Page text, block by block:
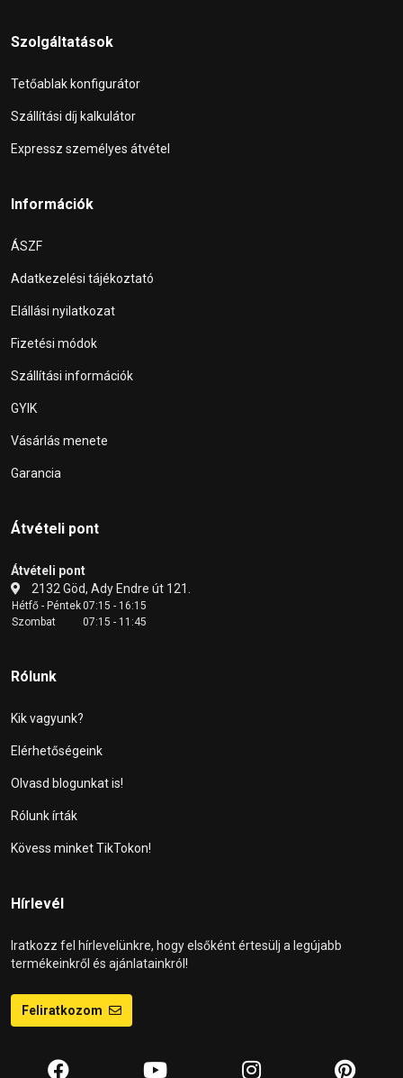
Szolgáltatások
Tetőablak konfigurátor
Szállítási díj kalkulátor
Expressz személyes átvétel
Információk
ÁSZF
Adatkezelési tájékoztató
Elállási nyilatkozat
Fizetési módok
Szállítási információk
GYIK
Vásárlás menete
Garancia
Átvételi pont
Átvételi pont
2132 Göd, Ady Endre út 121.
Hétfő - Péntek07:15 - 16:15
Szombat
07:15 - 11:45
Rólunk
Kik vagyunk?
Elérhetőségeink
Olvasd blogunkat is!
Rólunk írták
Kövess minket TikTokon!
Hírlevél
Iratkozz fel hírlevelünkre, hogy elsőként értesülj a legújabb
termékeinkről és ajánlatainkról!
Feliratkozom